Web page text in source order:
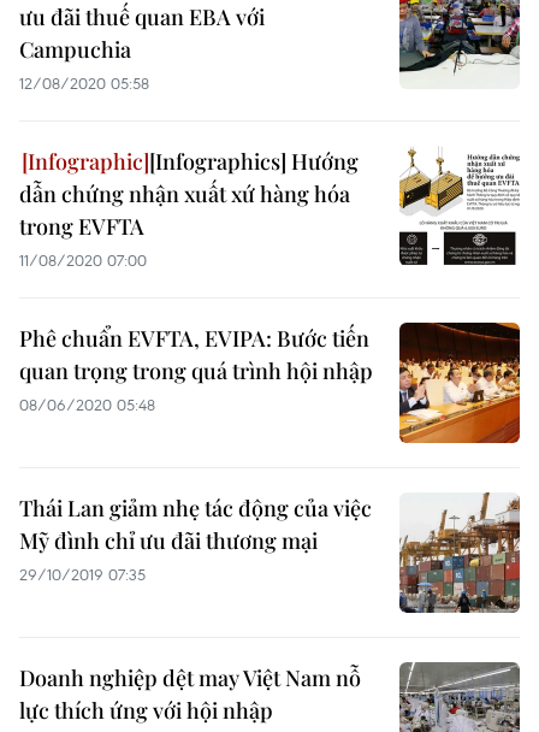
ưu đãi thuế quan EBA với
Campuchia
12/08/2020 05:58
[Infographics] Hướng
dẫn chứng nhận xuất xứ hàng hóa
trong EVFTA
11/08/2020 07:00
Phê chuẩn EVFTA, EVIPA: Bước tiến
quan trọng trong quá trình hội nhập
08/06/2020 05:48
Thái Lan giảm nhẹ tác động của việc
Mỹ đình chỉ ưu đãi thương mại
29/10/2019 07:35
Doanh nghiệp dệt may Việt Nam nỗ
lực thích ứng với hội nhập